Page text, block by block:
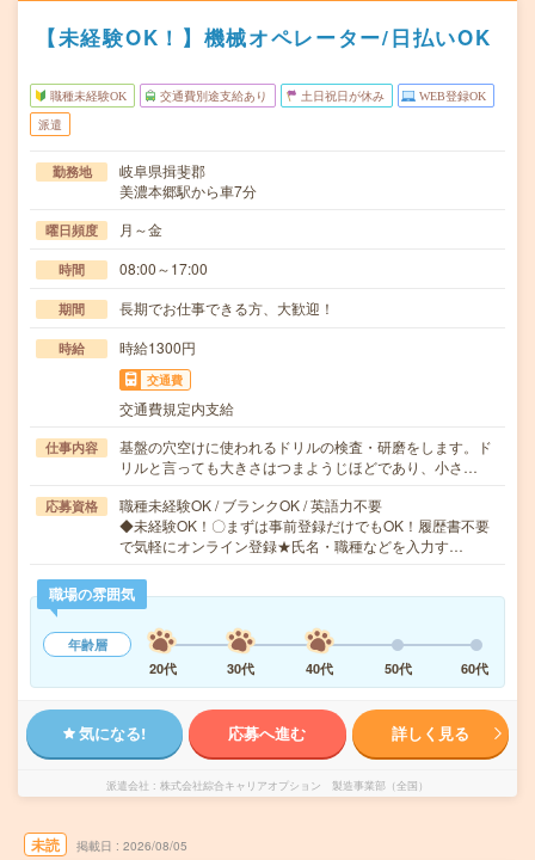
【未経験OK！】機械オペレーター/日払いOK
職種未経験OK 交通費別途支給あり 土日祝日が休み WEB登録OK
派遣
勤務地
岐阜県揖斐郡
美濃本郷駅から車7分
曜日頻度 月～金
時間 08:00～17:00
期間 長期でお仕事できる方、大歓迎！
時給 時給1300円
交通費
交通費規定内支給
仕事内容
基盤の穴空けに使われるドリルの検査・研磨をします。ド
リルと言っても大きさはつまようじほどであり、小さ…
応募資格
職種未経験OK / ブランクOK / 英語力不要
◆未経験OK！〇まずは事前登録だけでもOK！履歴書不要
で気軽にオンライン登録★氏名・職種などを入力す…
職場の雰囲気
年齢層
20代
30代 40代 50代 60代
気になる! 応募へ進む 詳しく見る
派遣会社 株式会社綜合キャリアオプション 製造事業部（全国）
未読 掲載日 2026/08/05